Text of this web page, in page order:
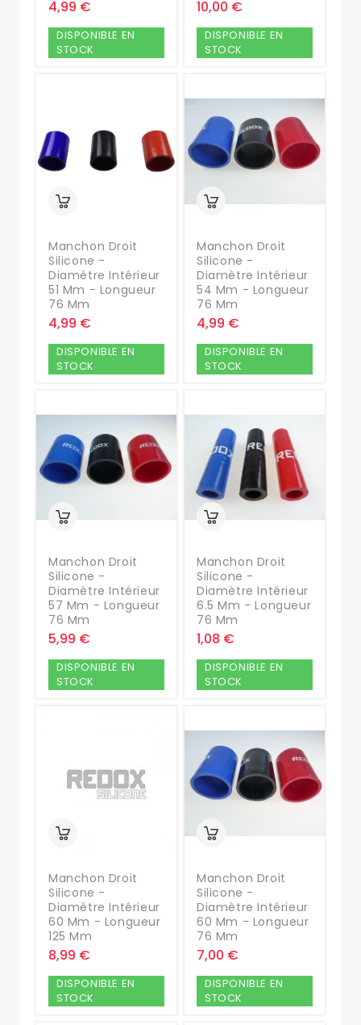
4,99 €
DISPONIBLE EN
STOCK
10,00 €
DISPONIBLE EN
STOCK
Manchon Droit
Silicone -
Diamètre Intérieur
51 Mm - Longueur
76 Mm
4,99 €
DISPONIBLE EN
STOCK
Manchon Droit
Silicone -
Diamètre Intérieur
54 Mm - Longueur
76 Mm
4,99 €
DISPONIBLE EN
STOCK
Manchon Droit
Silicone -
Diamètre Intérieur
57 Mm - Longueur
76 Mm
5,99 €
DISPONIBLE EN
STOCK
Manchon Droit
Silicone -
Diamètre Intérieur
6.5 Mm - Longueur
76 Mm
1,08 €
DISPONIBLE EN
STOCK
Manchon Droit
Silicone -
Diamètre Intérieur
60 Mm - Longueur
125 Mm
8,99 €
DISPONIBLE EN
STOCK
Manchon Droit
Silicone -
Diamètre Intérieur
60 Mm - Longueur
76 Mm
7,00 €
DISPONIBLE EN
STOCK